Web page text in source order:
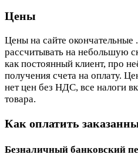
Цены
Цены на сайте окончательные
рассчитывать на небольшую
как постоянный клиент, про
получения счета на оплату.
нет цен без НДС, все налоги
товара.
Как оплатить
Безналичный банковский